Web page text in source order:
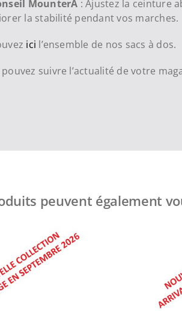
MounterA : Ajustez la ceinture
la stabilité pendant vos marches.
ici l’ensemble de nos sacs à dos.
pouvez suivre l’actualité de votre
peuvent également